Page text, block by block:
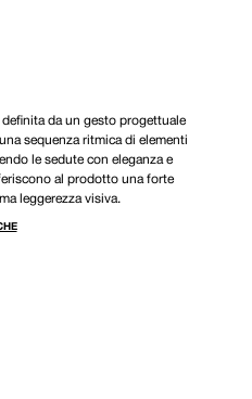
da un gesto progettuale
sequenza ritmica di elementi
le sedute con eleganza e
al prodotto una forte
leggerezza visiva.